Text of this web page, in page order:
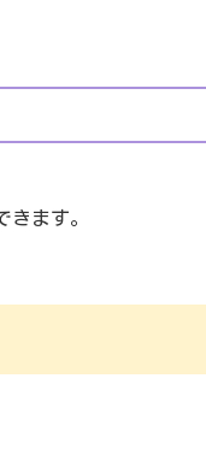
きます。